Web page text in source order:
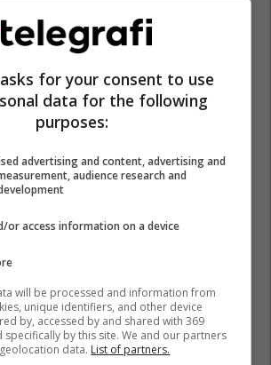
E Kosoves Ldk Vitia
Video
for your consent to use
data for the following
purposes:
advertising and content, advertising and
audience research and
or access information on a device
will be processed and information from
unique identifiers, and other device
by, accessed by and shared with 369
specifically by this site. We and our partners
data. List of partners.